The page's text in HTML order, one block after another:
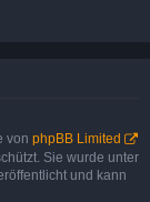
von phpBB Limited
Sie wurde unter
und kann